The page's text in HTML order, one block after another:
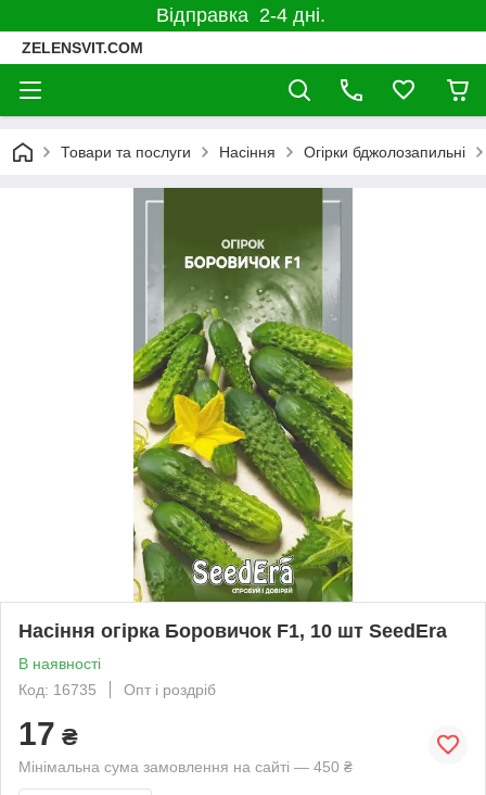
Відправка 2-4 дні.
ZELENSVIT.COM
Товари та послуги Насіння Огірки бджолозапильні
Насіння огірка Боровичок F1, 10 шт SeedEra
В наявності
Код: 16735
Опт і роздріб
17 ₴
Мінімальна сума замовлення на сайті — 450 ₴